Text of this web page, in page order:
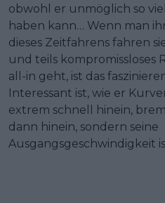
obwohl er unmöglich so
haben kann… Wenn man
dieses Zeitfahrens fahren
und teils kompromissloses
all-in geht, ist das
Interessant ist, wie er
extrem schnell hinein,
dann hinein, sondern seine
Ausgangsgeschwindigkeit